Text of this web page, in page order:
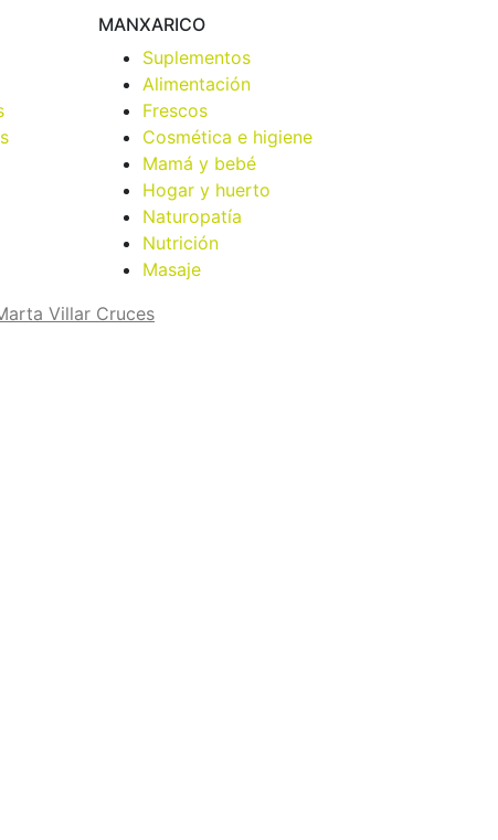
MANXARICO
Suplementos
Alimentación
Frescos
Cosmética e higiene
Mamá y bebé
Hogar y huerto
Naturopatía
Nutrición
Masaje
Villar Cruces